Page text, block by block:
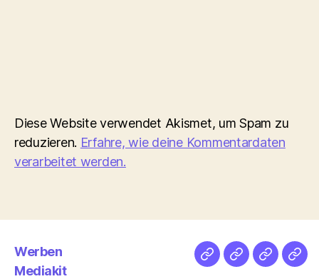
Diese Website verwendet Akismet, um Spam zu
reduzieren. Erfahre, wie deine Kommentardaten
verarbeitet werden.
Werben
Mediakit
NetzMedien